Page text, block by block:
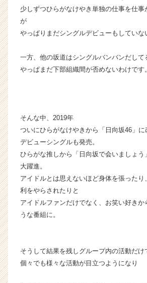
少しずつひらがなけやき単独の仕事を仕事
が
やっぱりまだシングルデビューもしていな
一方、他の坂道はシングルバンバンだして
やっぱまだ下部組織間が否めないわけです。
そんな中、2019年
ついにひらがなけやきから「日向坂46」に
デビューシングルも発売。
ひらがな推しから「日向坂で会いましょう
大躍進。
アイドルとは思えないほど身体を張った
利をやらされたりと
アイドルファンだけでなく、お笑い好きか
うな番組に。
そうして結果を残しグループ内の活動だけ
個々でも様々な活動が目立つようになり